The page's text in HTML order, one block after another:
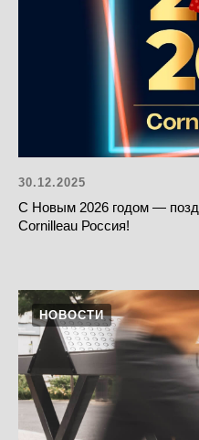
30.12.2025
С Новым 2026 годом —
Cornilleau Россия!
НОВОСТИ